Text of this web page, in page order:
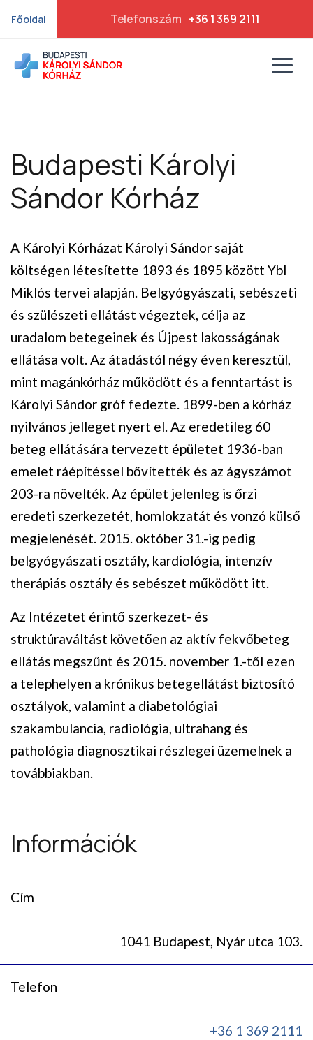
Főoldal Telefonszám +36 1 369 2111
Budapesti Károlyi
Sándor Kórház
A Károlyi Kórházat Károlyi Sándor saját
költségen létesítette 1893 és 1895 között Ybl
Miklós tervei alapján. Belgyógyászati, sebészeti
és szülészeti ellátást végeztek, célja az
uradalom betegeinek és Újpest lakosságának
ellátása volt. Az átadástól négy éven keresztül,
mint magánkórház működött és a fenntartást is
Károlyi Sándor gróf fedezte. 1899-ben a kórház
nyilvános jelleget nyert el. Az eredetileg 60
beteg ellátására tervezett épületet 1936-ban
emelet ráépítéssel bővítették és az ágyszámot
203-ra növelték. Az épület jelenleg is őrzi
eredeti szerkezetét, homlokzatát és vonzó külső
megjelenését. 2015. október 31.-ig pedig
belgyógyászati osztály, kardiológia, intenzív
therápiás osztály és sebészet működött itt.
Az Intézetet érintő szerkezet- és
struktúraváltást követően az aktív fekvőbeteg
ellátás megszűnt és 2015. november 1.-től ezen
a telephelyen a krónikus betegellátást biztosító
osztályok, valamint a diabetológiai
szakambulancia, radiológia, ultrahang és
pathológia diagnosztikai részlegei üzemelnek a
továbbiakban.
Információk
Cím
1041 Budapest, Nyár utca 103.
Telefon
+36 1 369 2111